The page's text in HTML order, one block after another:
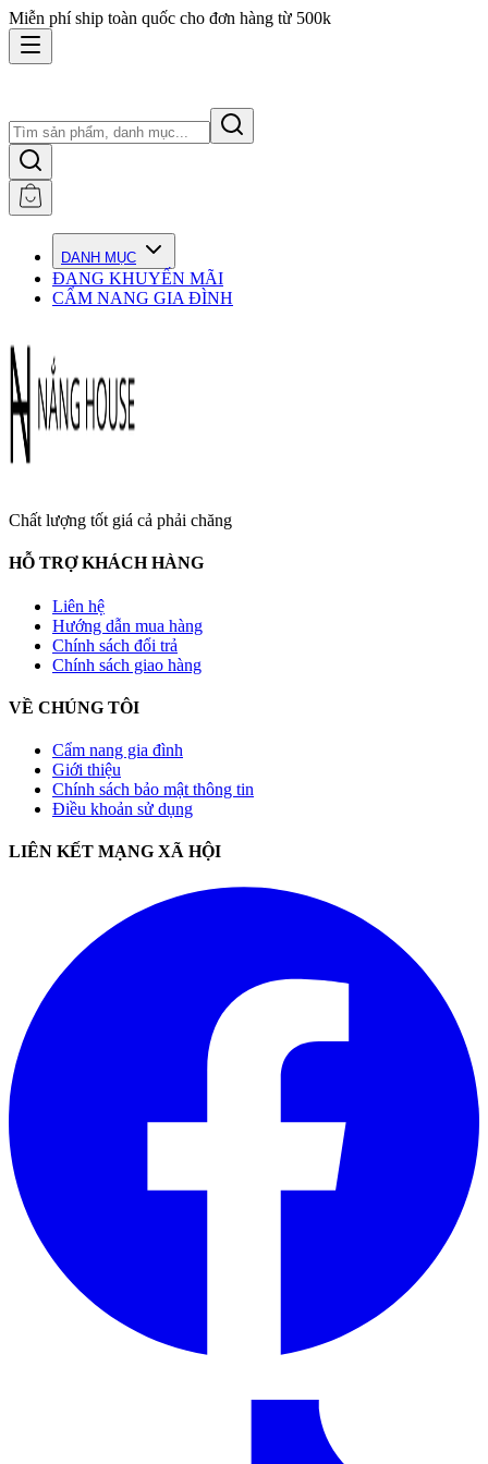
Miễn phí ship toàn quốc cho đơn hàng từ 500k
DANH MỤC
ĐANG KHUYẾN MÃI
CẨM NANG GIA ĐÌNH
Chất lượng tốt giá cả phải chăng
HỖ TRỢ KHÁCH HÀNG
Liên hệ
Hướng dẫn mua hàng
Chính sách đổi trả
Chính sách giao hàng
VỀ CHÚNG TÔI
Cẩm nang gia đình
Giới thiệu
Chính sách bảo mật thông tin
Điều khoản sử dụng
LIÊN KẾT MẠNG XÃ HỘI